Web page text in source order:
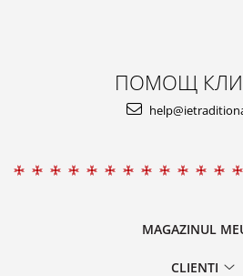
ПОМОЩ
MAGAZINUL
CLIENTI